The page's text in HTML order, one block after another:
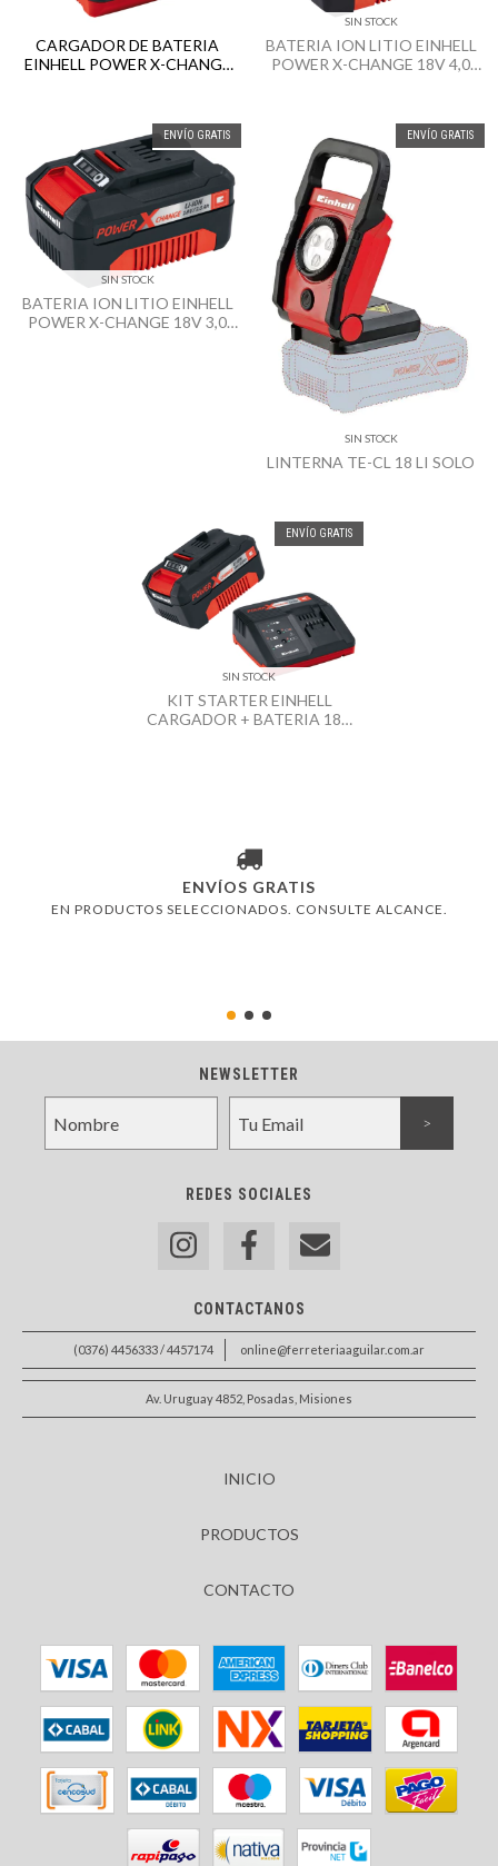
CARGADOR DE BATERIA
EINHELL POWER X-CHANGE
SIN STOCK
BATERIA ION LITIO EINHELL
POWER X-CHANGE 18V 4,0
ENVÍO GRATIS
SIN STOCK
BATERIA ION LITIO EINHELL
POWER X-CHANGE 18V 3,0
ENVÍO GRATIS
SIN STOCK
LINTERNA TE-CL 18 LI SOLO
ENVÍO GRATIS
SIN STOCK
KIT STARTER EINHELL
CARGADOR + BATERIA 18V
ENVÍOS GRATIS
EN PRODUCTOS SELECCIONADOS. CONSULTE ALCANCE.
NEWSLETTER
REDES SOCIALES
CONTACTANOS
(0376) 4456333 / 4457174 online@ferreteriaaguilar.com.ar
Av. Uruguay 4852, Posadas, Misiones
INICIO
PRODUCTOS
CONTACTO